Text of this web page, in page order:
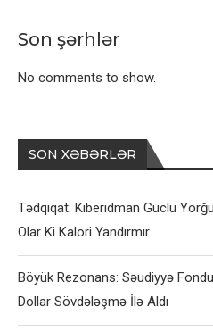
Son şərhlər
No comments to show.
SON XƏBƏRLƏR
Tədqiqat: Kiberidman Güclü
Olar Ki Kalori Yandırmır
Böyük Rezonans: Səudiyyə
Dollar Sövdələşmə İlə Aldı